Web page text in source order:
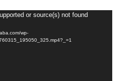
or source(s) not found
wp-